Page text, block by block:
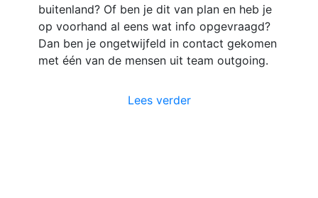
buitenland? Of ben je dit van plan en heb je
op voorhand al eens wat info opgevraagd?
Dan ben je ongetwijfeld in contact gekomen
met één van de mensen uit team outgoing.
Lees verder